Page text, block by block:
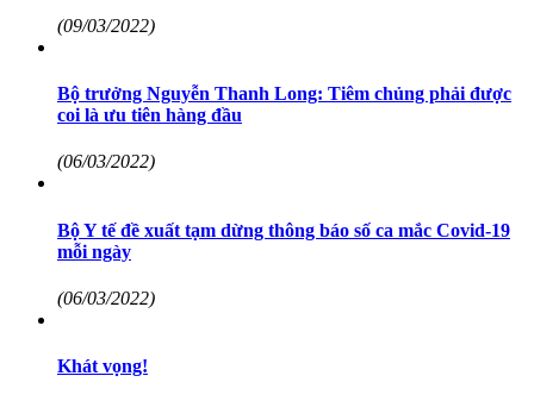
(09/03/2022)
Bộ trưởng Nguyễn Thanh Long: Tiêm chủng phải được
coi là ưu tiên hàng đầu
(06/03/2022)
Bộ Y tế đề xuất tạm dừng thông báo số ca mắc Covid-19
mỗi ngày
(06/03/2022)
Khát vọng!